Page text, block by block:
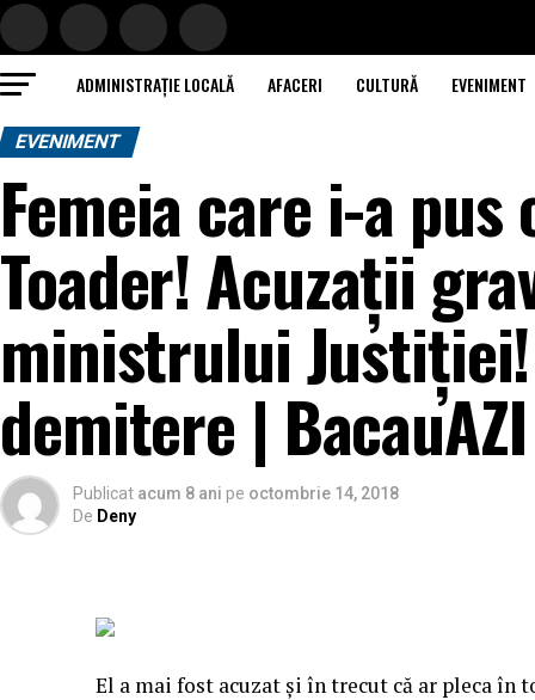
ADMINISTRAȚIE LOCALĂ AFACERI CULTURĂ EVENIMENT
EVENIMENT
Femeia care i-a
Toader! Acuzații
ministrului Justiției!
demitere | BacauAZI
Publicat acum 8 ani pe octombrie 14, 2018
De Deny
El a mai fost acuzat şi în trecut că ar pleca în